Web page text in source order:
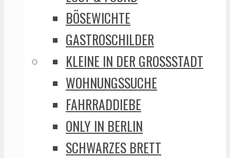
BÖSEWICHTE
GASTROSCHILDER
KLEINE IN DER GROSSSTADT
WOHNUNGSSUCHE
FAHRRADDIEBE
ONLY IN BERLIN
SCHWARZES BRETT